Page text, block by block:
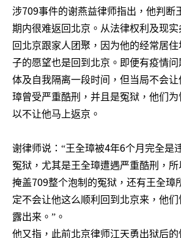
涉709事件的谢燕益律师指出，他判断
期内很难返回北京。从法律权利及现
回北京跟家人团聚，因为他的经常居
子的愿望也是回到北京。即便有疫情
体及自我隔离一段时间，但当局不会
璋曾受严重酷刑，并且是冤狱，他们
以不让他马上返京。
谢律师说： “王全璋被4年6个月完全是
冤狱，尤其是王全璋遭遇严重酷刑，
掩盖709整个泡制的冤狱，还有王全璋
定不会让他这么顺利回到北京来，他
露出来。 ”。
他又指，此前北京律师江天勇出狱后